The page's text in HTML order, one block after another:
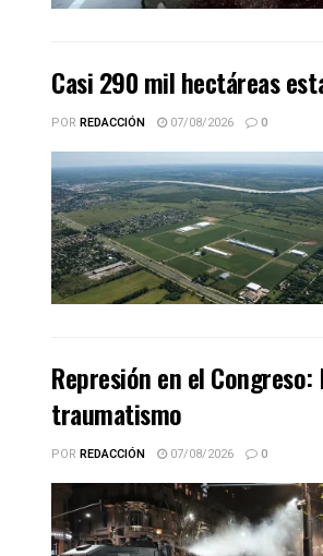
Casi 290 mil hectáreas
POR REDACCIÓN 07/08/2026 0
Represión en el
traumatismo
POR REDACCIÓN 07/08/2026 0